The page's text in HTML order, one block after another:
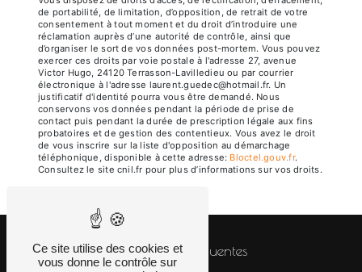
de portabilité, de limitation, d’opposition, de retrait de votre
consentement à tout moment et du droit d’introduire une
réclamation auprès d’une autorité de contrôle, ainsi que
d’organiser le sort de vos données post-mortem. Vous pouvez
exercer ces droits par voie postale à l'adresse 27, avenue
Victor Hugo, 24120 Terrasson-Lavilledieu ou par courrier
électronique à l'adresse laurent.guedec@hotmail.fr. Un
justificatif d'identité pourra vous être demandé. Nous
conservons vos données pendant la période de prise de
contact puis pendant la durée de prescription légale aux fins
probatoires et de gestion des contentieux. Vous avez le droit
de vous inscrire sur la liste d'opposition au démarchage
téléphonique, disponible à cette adresse:
Bloctel.gouv.fr.
Consultez le site cnil.fr pour plus d’informations sur vos droits.
Recherches fréquentes
Ce site utilise des cookies et
vous donne le contrôle sur